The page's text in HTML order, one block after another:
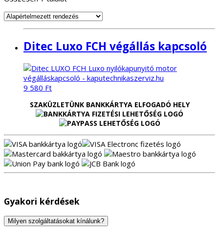
Ditec Luxo FCH végállás kapcsoló
9 580 Ft
SZAKÜZLETÜNK BANKKÁRTYA ELFOGADÓ HELY
Gyakori kérdések
Milyen szolgáltatásokat kínálunk?